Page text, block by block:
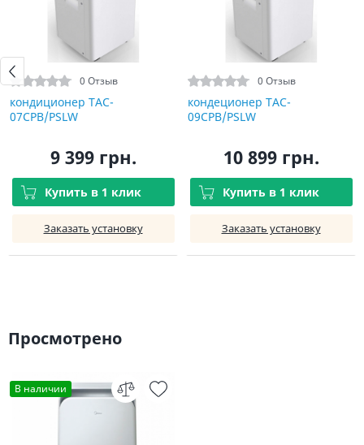
0 Отзыв
кондиционер TAC-
07CPB/PSLW
9 399 грн.
Купить в 1 клик
Заказать установку
0 Отзыв
кондеционер TAC-
09CPB/PSLW
10 899 грн.
Купить в 1 клик
Заказать установку
Просмотрено
В наличии